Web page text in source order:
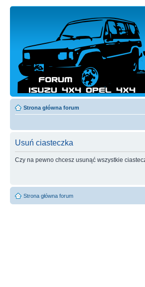
Strona główna forum
Usuń ciasteczka
Czy na pewno chcesz usunąć wszystkie
Strona główna forum